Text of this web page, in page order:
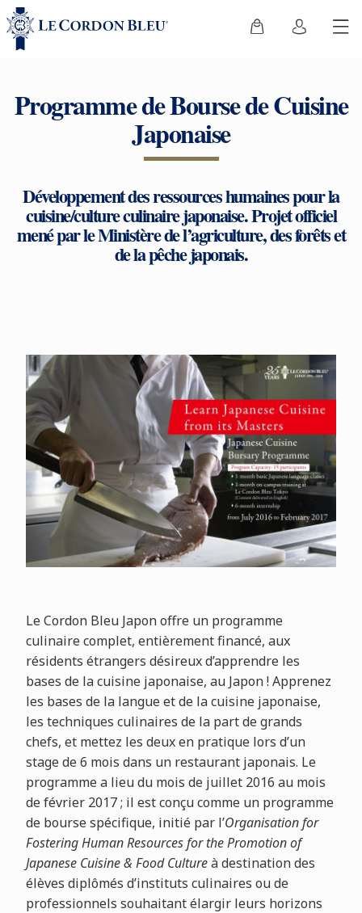
Programme de Bourse de Cuisine
Japonaise
Développement des ressources humaines pour la
cuisine/culture culinaire japonaise. Projet officiel
mené par le Ministère de l’agriculture, des forêts et
de la pêche japonais.
Le Cordon Bleu Japon offre un programme
culinaire complet, entièrement financé, aux
résidents étrangers désireux d’apprendre les
bases de la cuisine japonaise, au Japon ! Apprenez
les bases de la langue et de la cuisine japonaise,
les techniques culinaires de la part de grands
chefs, et mettez les deux en pratique lors d’un
stage de 6 mois dans un restaurant japonais. Le
programme a lieu du mois de juillet 2016 au mois
de février 2017 ; il est conçu comme un programme
de bourse spécifique, initié par l’Organisation for
Fostering Human Resources for the Promotion of
Japanese Cuisine & Food Cultureà destination des
élèves diplômés d’instituts culinaires ou de
professionnels souhaitant élargir leurs horizons